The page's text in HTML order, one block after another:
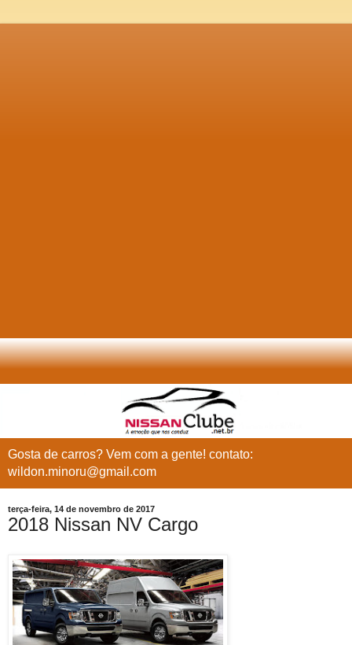
Gosta de carros? Vem com a gente! contato:
wildon.minoru@gmail.com
terça-feira, 14 de novembro de 2017
2018 Nissan NV Cargo